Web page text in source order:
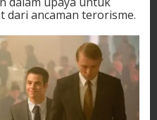
dari ancaman terorisme.